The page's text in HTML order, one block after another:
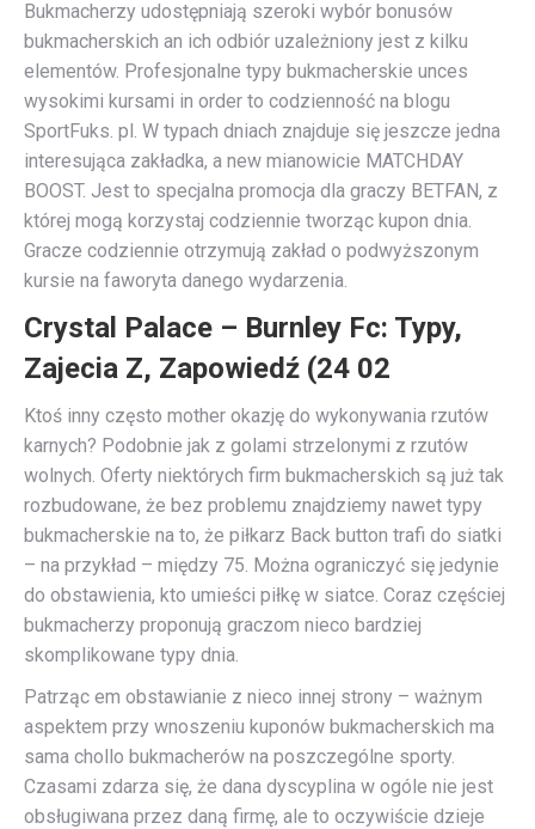
Bukmacherzy udostępniają szeroki wybór bonusów
bukmacherskich an ich odbiór uzależniony jest z kilku
elementów. Profesjonalne typy bukmacherskie unces
wysokimi kursami in order to codzienność na blogu
SportFuks. pl. W typach dniach znajduje się jeszcze jedna
interesująca zakładka, a new mianowicie MATCHDAY
BOOST. Jest to specjalna promocja dla graczy BETFAN, z
której mogą korzystaj codziennie tworząc kupon dnia.
Gracze codziennie otrzymują zakład o podwyższonym
kursie na faworyta danego wydarzenia.
Crystal Palace – Burnley Fc: Typy,
Zajecia Z, Zapowiedź (24 02
Ktoś inny często mother okazję do wykonywania rzutów
karnych? Podobnie jak z golami strzelonymi z rzutów
wolnych. Oferty niektórych firm bukmacherskich są już tak
rozbudowane, że bez problemu znajdziemy nawet typy
bukmacherskie na to, że piłkarz Back button trafi do siatki
– na przykład – między 75. Można ograniczyć się jedynie
do obstawienia, kto umieści piłkę w siatce. Coraz częściej
bukmacherzy proponują graczom nieco bardziej
skomplikowane typy dnia.
Patrząc em obstawianie z nieco innej strony – ważnym
aspektem przy wnoszeniu kuponów bukmacherskich ma
sama chollo bukmacherów na poszczególne sporty.
Czasami zdarza się, że dana dyscyplina w ogóle nie jest
obsługiwana przez daną firmę, ale to oczywiście dzieje